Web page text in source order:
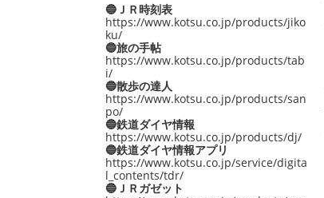
🔵ＪＲ時刻表
https://www.kotsu.co.jp/products/jiko
ku/
🔵旅の手帖
https://www.kotsu.co.jp/products/tab
i/
🔵散歩の達人
https://www.kotsu.co.jp/products/san
po/
🔵鉄道ダイヤ情報
https://www.kotsu.co.jp/products/dj/
🔵鉄道ダイヤ情報アプリ
https://www.kotsu.co.jp/service/digita
l_contents/tdr/
🔵ＪＲガゼット